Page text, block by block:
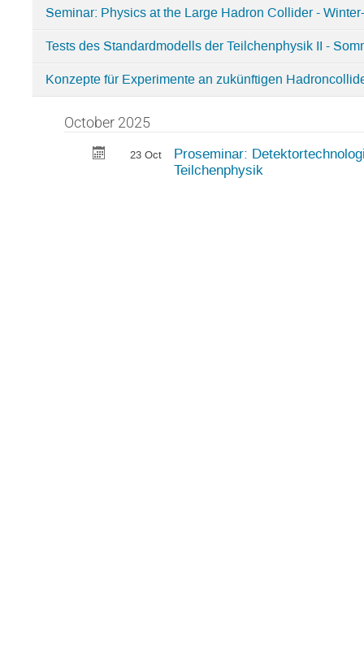
Seminar: Physics at the Large Hadron Collider -
Tests des Standardmodells der Teilchenphysik II -
Konzepte für Experimente an zukünftigen
October 2025
23 Oct
Proseminar:
Teilchenphysik